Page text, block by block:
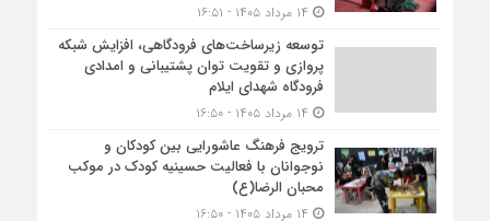
توسعه زیرساخت‌های فرودگاهی، افزایش شبکه
پروازی و تقویت توان پشتیبانی و امدادی
فرودگاه شهدای ایلام
ترویج فرهنگ عاشورایی بین کودکان و
نوجوانان با فعالیت حسینیه کودک در موکب
محبان الرضا(ع)